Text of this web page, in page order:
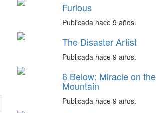
Furious
Publicada hace 9 años.
The Disaster Artist
Publicada hace 9 años.
6 Below: Miracle on the
Mountain
Publicada hace 9 años.